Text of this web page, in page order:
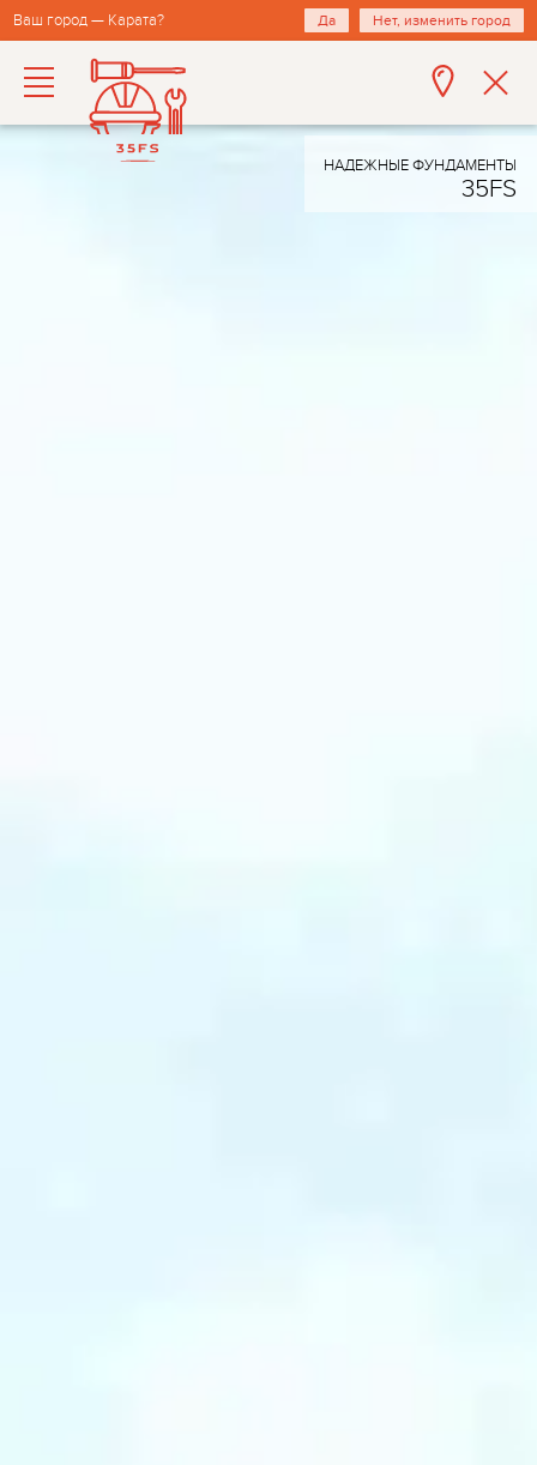
Ваш город — Карата? Да Нет, изменить город
НАДЕЖНЫЕ ФУНДАМЕНТЫ
35FS